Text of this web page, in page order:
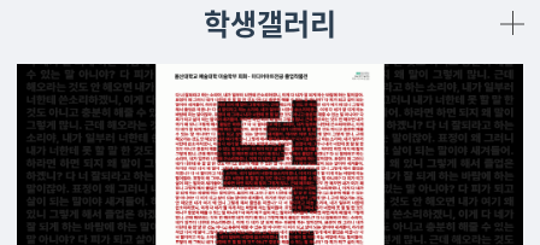
학생갤러리